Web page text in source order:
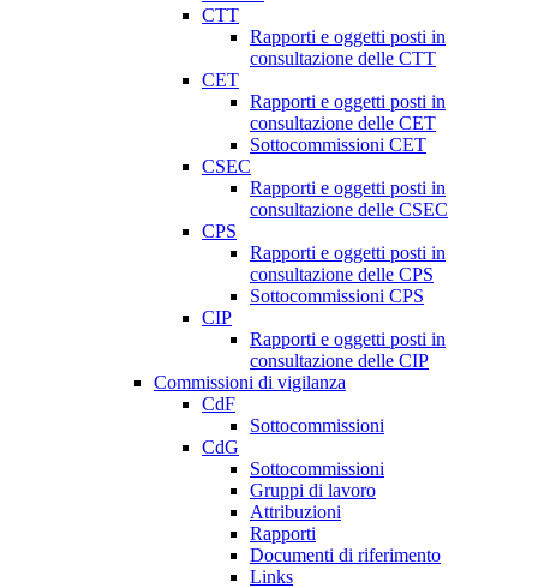
CTT
Rapporti e oggetti posti in
consultazione delle CTT
CET
Rapporti e oggetti posti in
consultazione delle CET
Sottocommissioni CET
CSEC
Rapporti e oggetti posti in
consultazione delle CSEC
CPS
Rapporti e oggetti posti in
consultazione delle CPS
Sottocommissioni CPS
CIP
Rapporti e oggetti posti in
consultazione delle CIP
Commissioni di vigilanza
CdF
Sottocommissioni
CdG
Sottocommissioni
Gruppi di lavoro
Attribuzioni
Rapporti
Documenti di riferimento
Links